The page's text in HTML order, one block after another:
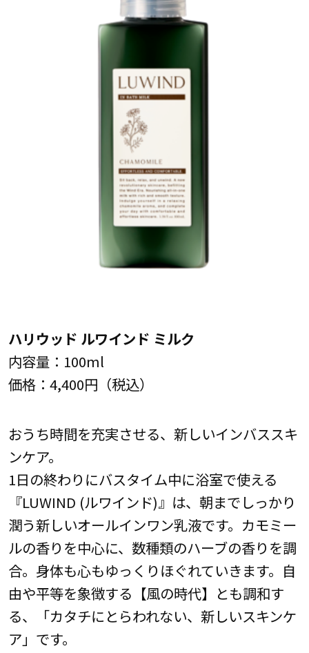
ハリウッド ルワインド ミルク
内容量：100ml
価格：4,400円（税込）
おうち時間を充実させる、新しいインバススキ
ンケア。
1日の終わりにバスタイム中に浴室で使える
『LUWIND (ルワインド)』は、朝までしっかり
潤う新しいオールインワン乳液です。カモミー
ルの香りを中心に、数種類のハーブの香りを調
合。身体も心もゆっくりほぐれていきます。自
由や平等を象徴する【風の時代】とも調和す
る、「カタチにとらわれない、新しいスキンケ
ア」です。